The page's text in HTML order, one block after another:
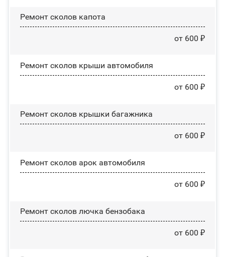
Ремонт сколов капота
от 600 ₽
Ремонт сколов крыши автомобиля
от 600 ₽
Ремонт сколов крышки багажника
от 600 ₽
Ремонт сколов арок автомобиля
от 600 ₽
Ремонт сколов лючка бензобака
от 600 ₽